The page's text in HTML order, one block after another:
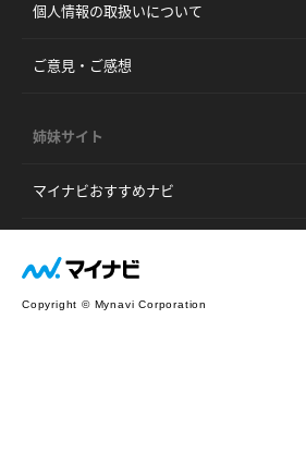
個人情報の取扱いについて
ご意見・ご感想
姉妹サイト
マイナビおすすめナビ
Copyright © Mynavi Corporation